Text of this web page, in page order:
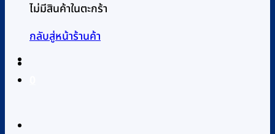
ไม่มีสินค้าในตะกร้า
กลับสู่หน้าร้านค้า